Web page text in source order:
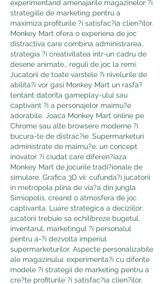
experimentand amenajarile magazinelor ?i
strategiile de marketing pentru a
maximiza profiturile ?i satisfac?ia clien?ilor.
Monkey Mart ofera o experiena de joc
distractiva care combina administrarea,
strategia ?i creativitatea intr-un cadru de
desene animate., reguli de joc la remi.
Jucatorii de toate varstele ?i nivelurile de
abilita?i vor gasi Monkey Mart un rasfa?
tentant datorita gameplay-ului sau
captivant ?i a personajelor maimu?e
adorabile. Joaca Monkey Mart online pe
Chrome sau alte browsere moderne ?i
bucura-te de distrac?ie. Supermarketuri
administrate de maimu?e: un concept
inovator ?i ciudat care diferen?iaza
Monkey Mart de jocurile tradi?ionale de
simulare. Grafica 3D vii: cufunda?i jucatorii
in metropola plina de via?a din jungla
Simiopolis, creand o atmosfera de joc
captivanta. Luare strategica a deciziilor:
jucatorii trebuie sa echilibreze bugetul,
inventarul, marketingul ?i personalul
pentru a-?i dezvolta imperiul
supermarketurilor. Aspecte personalizabile
ale magazinului: experimenta?i cu diferite
modele ?i strategii de marketing pentru a
cre?te profiturile ?i satisfac?ia clien?ilor.